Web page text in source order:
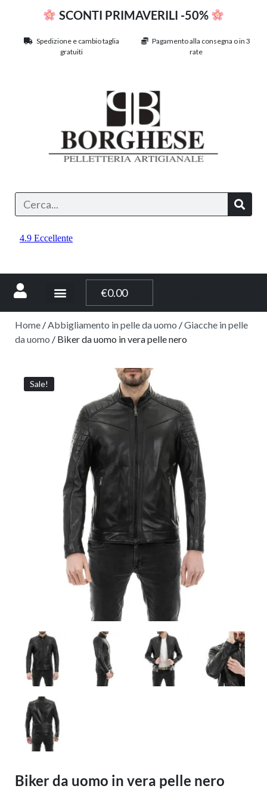
SCONTI PRIMAVERILI -50%
Spedizione e cambio taglia
gratuiti
Pagamento alla consegna o in 3
rate
€0.00
Home /Abbigliamento in pelle da uomo /Giacche in pelle
da uomo / Biker da uomo in vera pelle nero
Sale!
Biker da uomo in vera pelle nero